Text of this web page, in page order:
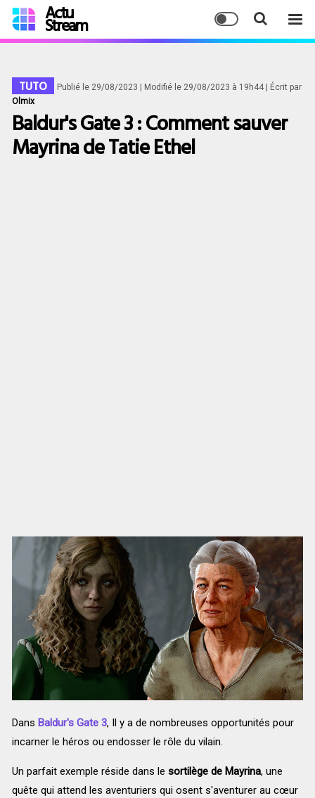
Actu
Stream
TUTO Publié le 29/08/2023 | Modifié le 29/08/2023 à 19h44| Écrit par
Olmix
Baldur's Gate 3 : Comment sauver
Mayrina de Tatie Ethel
Dans Baldur's Gate 3, Il y a de nombreuses opportunités pour
incarner le héros ou endosser le rôle du vilain.
Un parfait exemple réside dans le sortilège de Mayrina, une
quête qui attend les aventuriers qui osent s'aventurer au cœur